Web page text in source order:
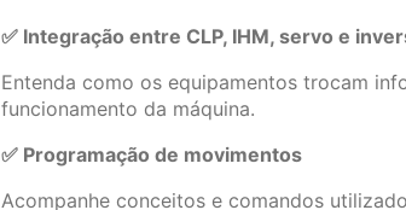
✅ Integração entre CLP, IHM, servo e
Entenda como os equipamentos trocam
funcionamento da máquina.
✅ Programação de movimentos
Acompanhe conceitos e comandos